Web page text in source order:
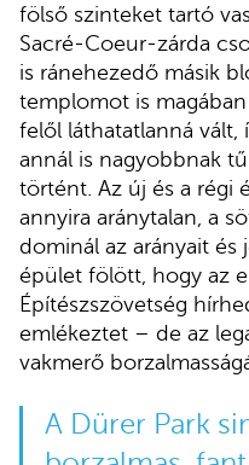
fölső szinteket tartó
Sacré-Coeur-zárda
is ránehezedő másik
templomot is
felől láthatatlanná vált,
annál is nagyobbnak
történt. Az új és a régi
annyira aránytalan, a
dominál az arányait és
épület fölött, hogy az
Építészszövetség
emlékeztet – de az
vakmerő
A Dürer Park